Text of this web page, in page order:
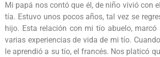
Mi papá nos contó que él, de niño vivió con
tía. Estuvo unos pocos años, tal vez se
hijo. Esta relación con mi tío abuelo,
varias experiencias de vida de mi tío.
le aprendió a su tío, el francés. Nos platicó